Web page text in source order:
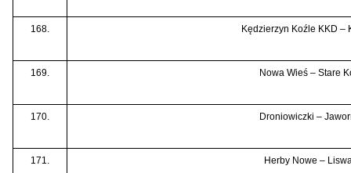
168. Kędzierzyn Koźle KKD –
169. Nowa Wieś – Stare
170. Droniowiczki –
171. Herby Nowe –